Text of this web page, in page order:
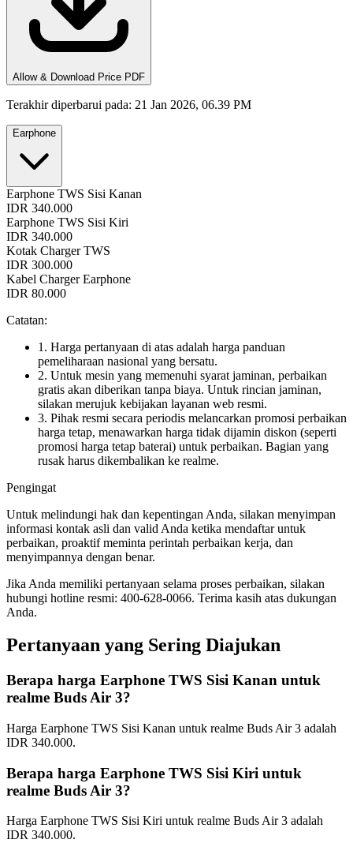
Allow & Download Price PDF
Terakhir diperbarui pada: 21 Jan 2026, 06.39 PM
Earphone
Earphone TWS Sisi Kanan
IDR 340.000
Earphone TWS Sisi Kiri
IDR 340.000
Kotak Charger TWS
IDR 300.000
Kabel Charger Earphone
IDR 80.000
Catatan:
1. Harga pertanyaan di atas adalah harga panduan
pemeliharaan nasional yang bersatu.
2. Untuk mesin yang memenuhi syarat jaminan, perbaikan
gratis akan diberikan tanpa biaya. Untuk rincian jaminan,
silakan merujuk kebijakan layanan web resmi.
3. Pihak resmi secara periodis melancarkan promosi perbaikan
harga tetap, menawarkan harga tidak dijamin diskon (seperti
promosi harga tetap baterai) untuk perbaikan. Bagian yang
rusak harus dikembalikan ke realme.
Pengingat
Untuk melindungi hak dan kepentingan Anda, silakan menyimpan
informasi kontak asli dan valid Anda ketika mendaftar untuk
perbaikan, proaktif meminta perintah perbaikan kerja, dan
menyimpannya dengan benar.
Jika Anda memiliki pertanyaan selama proses perbaikan, silakan
hubungi hotline resmi: 400-628-0066. Terima kasih atas dukungan
Anda.
Pertanyaan yang Sering Diajukan
Berapa harga Earphone TWS Sisi Kanan untuk
realme Buds Air 3?
Harga Earphone TWS Sisi Kanan untuk realme Buds Air 3 adalah
IDR 340.000.
Berapa harga Earphone TWS Sisi Kiri untuk
realme Buds Air 3?
Harga Earphone TWS Sisi Kiri untuk realme Buds Air 3 adalah
IDR 340.000.